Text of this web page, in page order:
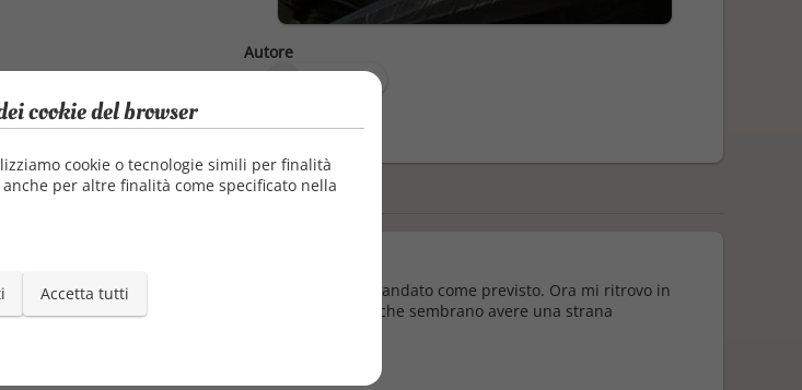
Autore
Oscuro e salvare il mondo. Ovviamente, nulla è andato come previsto. Ora mi ritrovo in
futuro sposo. Tra tentativi di fuga falliti, mostri che sembrano avere una strana
...
cookie del browser
cookie o tecnologie simili per finalità
per altre finalità come specificato nella
Accetta tutti